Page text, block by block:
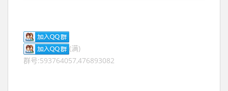
(满)
群号:593764057,476893082